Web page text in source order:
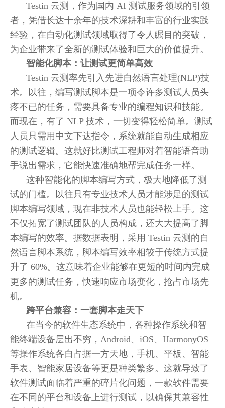
Testin 云测，作为国内 AI 测试服务领域的引领
者，凭借长达十余年的技术深耕和丰富的行业实践
经验，在自动化测试领域取得了令人瞩目的突破，
为企业带来了全新的测试体验和巨大的价值提升。
智能化脚本：让测试更简单高效
Testin 云测率先引入先进自然语言处理(NLP)技
术。以往，编写测试脚本是一项令许多测试人员头
疼不已的任务，需要具备专业的编程知识和技能。
而现在，有了 NLP 技术，一切变得轻松简单。测试
人员只需用中文下达指令，系统就能自动生成相应
的测试逻辑。这就好比测试工程师对着智能语音助
手说出需求，它能快速准确地帮完成任务一样。
这种智能化的脚本编写方式，极大地降低了测
试的门槛。以往只有专业技术人员才能涉足的测试
脚本编写领域，现在非技术人员也能轻松上手。这
不仅拓宽了测试团队的人员构成，还大大提高了脚
本编写的效率。据数据表明，采用 Testin 云测的自
然语言脚本系统，脚本编写效率相较于传统方式提
升了 60%。这意味着企业能够在更短的时间内完成
更多的测试任务，快速响应市场变化，抢占市场先
机。
跨平台兼容：一套脚本走天下
在当今的软件生态系统中，各种操作系统和智
能终端设备层出不穷，Android、iOS、HarmonyOS
等操作系统各自占据一方天地，手机、平板、智能
手表、智能家居设备等更是种类繁多。这就导致了
软件测试面临着严重的碎片化问题，一款软件需要
在不同的平台和设备上进行测试，以确保其兼容性